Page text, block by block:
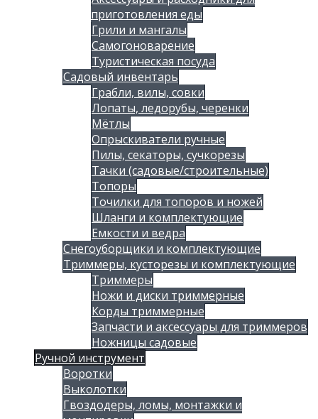
приготовления еды
Грили и мангалы
Самогоноварение
Туристическая посуда
Садовый инвентарь
Грабли, вилы, совки
Лопаты, ледорубы, черенки
Мётлы
Опрыскиватели ручные
Пилы, секаторы, сучкорезы
Тачки (садовые/строительные)
Топоры
Точилки для топоров и ножей
Шланги и комплектующие
Емкости и ведра
Снегоуборщики и комплектующие
Триммеры, кусторезы и комплектующие
Триммеры
Ножи и диски триммерные
Корды триммерные
Запчасти и аксессуары для триммеров
Ножницы садовые
Ручной инструмент
Воротки
Выколотки
Гвоздодеры, ломы, монтажки и